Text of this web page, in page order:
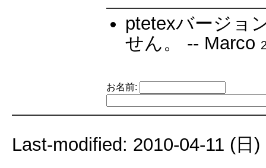
ptetexバージョ
せん。 -- Marco
お名前:
Last-modified: 2010-04-11 (日